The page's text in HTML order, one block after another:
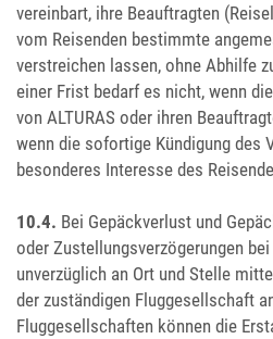
vereinbart, ihre Beauftragten
vom Reisenden bestimmte
verstreichen lassen, ohne Abhilfe
einer Frist bedarf es nicht, wenn
von ALTURAS oder ihren
wenn die sofortige Kündigung des
besonderes Interesse des
10.4. Bei Gepäckverlust und
oder Zustellungsverzögerungen
unverzüglich an Ort und Stelle
der zuständigen Fluggesellschaft
Fluggesellschaften können die